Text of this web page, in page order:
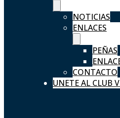
NOTICIAS
ENLACES
PEÑAS
CONTACTO
UNETE AL CLUB